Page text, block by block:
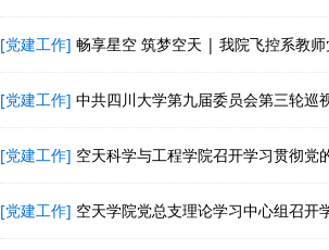
[党建工作] 畅享星空 筑梦空天 | 我院飞控系教师党支部、硕士生第三党支部走进成都市泡桐树
[党建工作] 中共四川大学第九届委员会第三轮巡视 第三巡视组向
[党建工作] 空天科学与工程学院召开学习贯彻党的二十届
[党建工作] 空天学院党总支理论学习中心组召开学习会 专题学习